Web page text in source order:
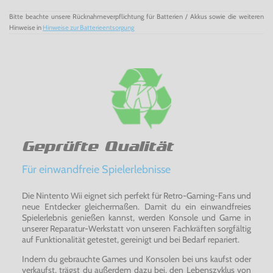
Bitte beachte unsere Rücknahmeverpflichtung für Batterien / Akkus sowie die weiteren
Hinweise in Hinweise zur Batterieentsorgung
Geprüfte Qualität
Für einwandfreie Spielerlebnisse
Die Nintento Wii eignet sich perfekt für Retro-Gaming-Fans und
neue Entdecker gleichermaßen. Damit du ein einwandfreies
Spielerlebnis genießen kannst, werden Konsole und Game in
unserer Reparatur-Werkstatt von unseren Fachkräften sorgfältig
auf Funktionalität getestet, gereinigt und bei Bedarf repariert.
Indem du gebrauchte Games und Konsolen bei uns kaufst oder
verkaufst, trägst du außerdem dazu bei, den Lebenszyklus von